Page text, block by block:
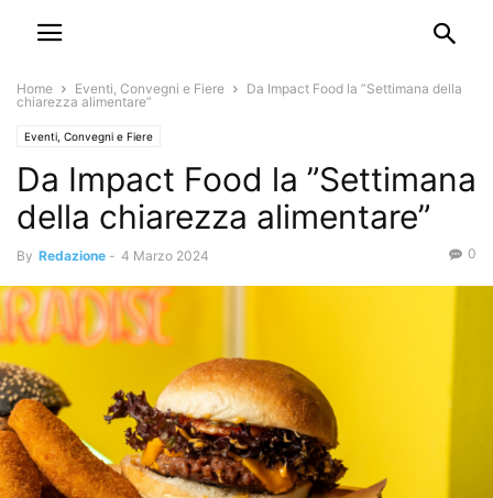
Home Eventi, Convegni e Fiere
Da Impact Food la ”Settimana della
chiarezza alimentare”
Eventi, Convegni e Fiere
Da Impact Food la ”Settimana
della chiarezza alimentare”
By Redazione - 4 Marzo 2024 0